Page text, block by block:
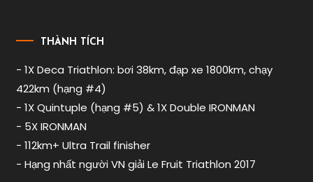
xe
canyon,
xe
đạp
Giant,
THÀNH TÍCH
- 1X Deca Triathlon: bơi 38km, đạp xe 1800km, chạy
422km (hạng #4)
- 1X Quintuple (hạng #5) & 1X Double IRONMAN
- 5X IRONMAN
- 112km+ Ultra Trail finisher
- Hạng nhất người VN giải Le Fruit Triathlon 2017